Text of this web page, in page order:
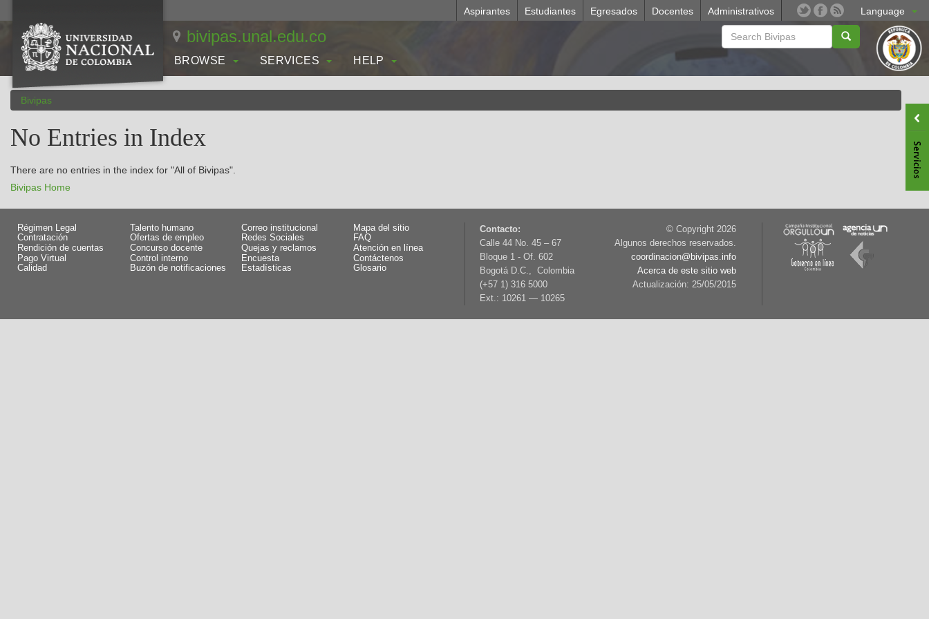
Language
Aspirantes Estudiantes Egresados Docentes Administrativos
bivipas.unal.edu.co
BROWSE SERVICES HELP
Bivipas
No Entries in Index
There are no entries in the index for "All of Bivipas".
Bivipas Home
Régimen Legal
Talento humano
Contratación
Ofertas de empleo
Rendición de cuentas
Concurso docente
Pago Virtual
Control interno
Calidad
Buzón de notificaciones
Correo institucional
Mapa del sitio
Redes Sociales
FAQ
Quejas y reclamos
Atención en línea
Encuesta
Contáctenos
Estadísticas
Glosario
Contacto:
Calle 44 No. 45 – 67
Bloque 1 - Of. 602
Bogotá D.C., Colombia
(+57 1) 316 5000
Ext.: 10261 — 10265
© Copyright 2026
Algunos derechos reservados.
coordinacion@bivipas.info
Acerca de este sitio web
Actualización: 25/05/2015